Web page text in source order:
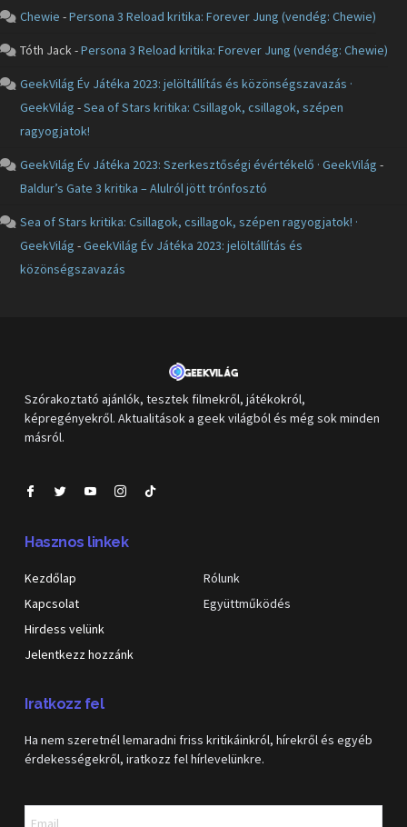
Chewie -Persona 3 Reload kritika: Forever Jung (vendég: Chewie)
Tóth Jack-Persona 3 Reload kritika: Forever Jung (vendég: Chewie)
GeekVilág Év Játéka 2023: jelöltállítás és közönségszavazás ·
GeekVilág -Sea of Stars kritika: Csillagok, csillagok, szépen
ragyogjatok!
GeekVilág Év Játéka 2023: Szerkesztőségi évértékelő · GeekVilág -
Baldur’s Gate 3 kritika – Alulról jött trónfosztó
Sea of Stars kritika: Csillagok, csillagok, szépen ragyogjatok! ·
GeekVilág -GeekVilág Év Játéka 2023: jelöltállítás és
közönségszavazás
Szórakoztató ajánlók, tesztek filmekről, játékokról,
képregényekről. Aktualitások a geek világból és még sok minden
másról.
Hasznos linkek
Kezdőlap
Kapcsolat
Hirdess velünk
Jelentkezz hozzánk
Rólunk
Együttműködés
Iratkozz fel
Ha nem szeretnél lemaradni friss kritikáinkról, hírekről és egyéb
érdekességekről, iratkozz fel hírlevelünkre.